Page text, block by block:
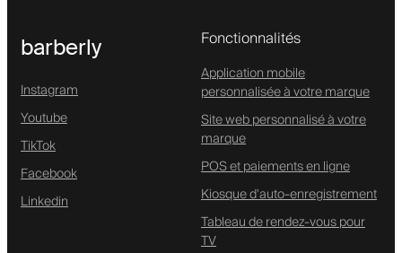
barberly
Instagram
Youtube
TikTok
Facebook
Linkedin
Fonctionnalités
Application mobile
personnalisée à votre marque
Site web personnalisé à votre
marque
POS et paiements en ligne
Kiosque d'auto-enregistrement
Tableau de rendez-vous pour
TV